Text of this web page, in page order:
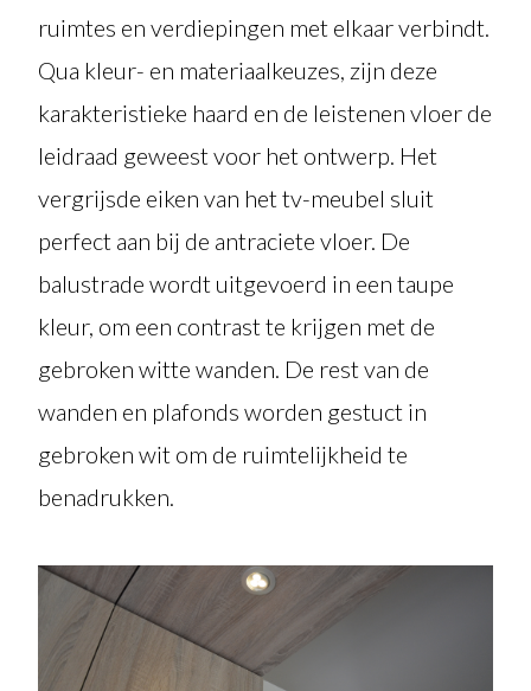
ruimtes en verdiepingen met elkaar verbindt.
Qua kleur- en materiaalkeuzes, zijn deze
karakteristieke haard en de leistenen vloer de
leidraad geweest voor het ontwerp. Het
vergrijsde eiken van het tv-meubel sluit
perfect aan bij de antraciete vloer. De
balustrade wordt uitgevoerd in een taupe
kleur, om een contrast te krijgen met de
gebroken witte wanden. De rest van de
wanden en plafonds worden gestuct in
gebroken wit om de ruimtelijkheid te
benadrukken.